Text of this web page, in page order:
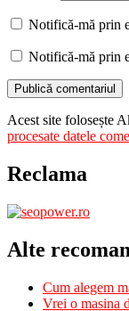
Notifică-mă prin
Notifică-mă prin
Acest site folosește
procesate datele
Reclama
Alte
Cum alegem
Vrei o masina